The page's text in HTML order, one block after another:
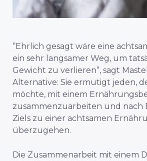
“Ehrlich gesagt wäre eine
ein sehr langsamer Weg, um
Gewicht zu verlieren”, sagt
Alternative: Sie ermutigt jeden,
möchte, mit einem
zusammenzuarbeiten und nach
Ziels zu einer achtsamen
überzugehen.
Die Zusammenarbeit mit einem